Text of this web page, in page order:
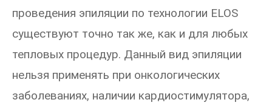
проведения эпиляции по технологии ELOS
существуют точно так же, как и для любых
тепловых процедур. Данный вид эпиляции
нельзя применять при онкологических
заболеваниях, наличии кардиостимулятора,